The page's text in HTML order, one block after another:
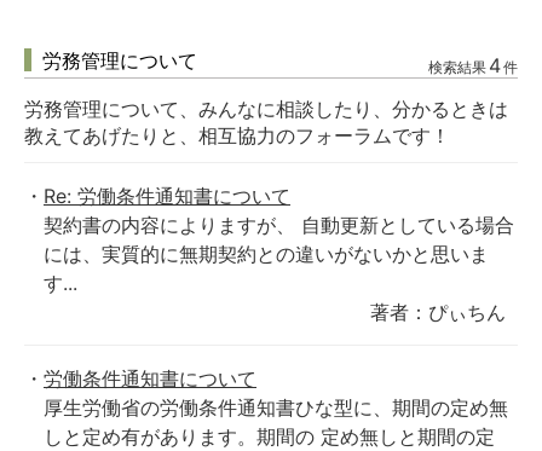
労務管理について 検索結果 4件
労務管理について、みんなに相談したり、分かるときは
教えてあげたりと、相互協力のフォーラムです！
Re: 労働条件通知書について
契約書の内容によりますが、 自動更新としている場合
には、実質的に無期契約との違いがないかと思いま
す...
著者：ぴぃちん
労働条件通知書について
厚生労働省の労働条件通知書ひな型に、期間の定め無
しと定め有があります。期間の 定め無しと期間の定